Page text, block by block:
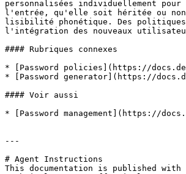
personnalisées individuellement
l'entrée, qu'elle soit héritée ou
lisibilité phonétique. Des
l'intégration des nouveaux
#### Rubriques connexes
* [Password policies](https://
* [Password generator](https://
#### Voir aussi
* [Password management](https://
---
# Agent Instructions
This documentation is published with